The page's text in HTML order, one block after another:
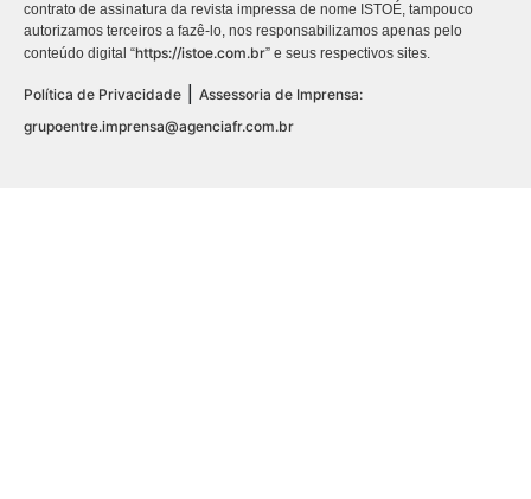
contrato de assinatura da revista impressa de nome ISTOÉ, tampouco
autorizamos terceiros a fazê-lo, nos responsabilizamos apenas pelo
conteúdo digital “https://istoe.com.br” e seus respectivos sites.
Política de Privacidade
Assessoria de Imprensa:
grupoentre.imprensa@agenciafr.com.br